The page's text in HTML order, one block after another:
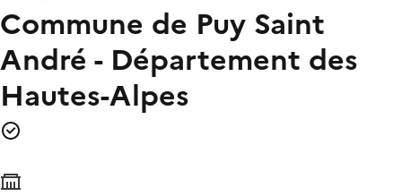
Commune de Puy Saint
André - Département des
Hautes-Alpes